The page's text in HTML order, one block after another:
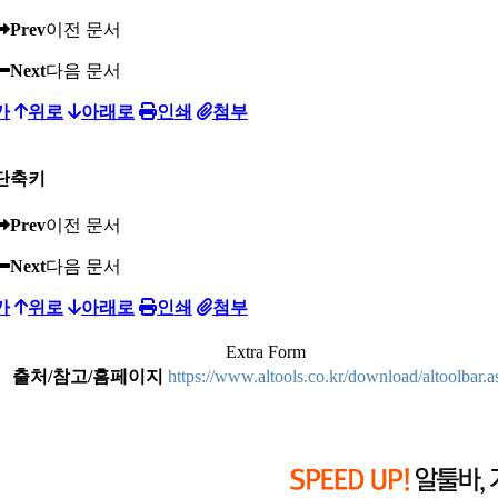
Prev이전 문서
Next다음 문서
위로 아래로 인쇄 첨부
축키
Prev이전 문서
Next다음 문서
위로 아래로 인쇄 첨부
Extra Form
출처/참고/홈페이지 https://www.altools.co.kr/download/